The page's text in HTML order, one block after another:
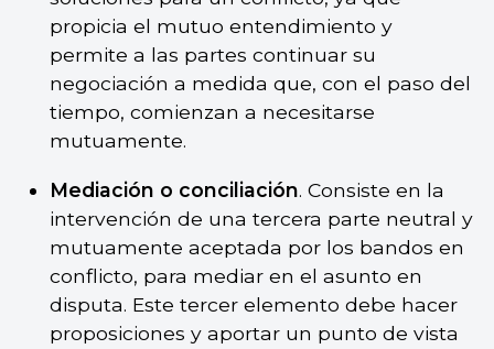
propicia el mutuo entendimiento y
permite a las partes continuar su
negociación a medida que, con el paso del
tiempo, comienzan a necesitarse
mutuamente.
Mediación o conciliación. Consiste en la
intervención de una tercera parte neutral y
mutuamente aceptada por los bandos en
conflicto, para mediar en el asunto en
disputa. Este tercer elemento debe hacer
proposiciones y aportar un punto de vista